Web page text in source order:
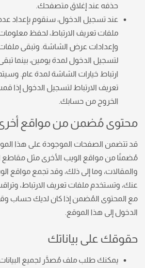
حذفه عند إغلاق متصفحك.
عند تسجيل الدخول، سنقوم بإعداد
ملفات تعريف الارتباط، لحفظ
وإعدادات عرض الشاشة. وتبقى ملفات
لتسجيل الدخول لمدة يومين، بينما
ارتباط خيارات الشاشة لمدة عام.
تعريف الارتباط لتسجيل الدخول إذا
الخروج من حسابك.
محتوى مُضمن من مواقع
قد تتضمن الصفحات الموجودة على هذا
مُضمنًا من مواقع الويب الأخرى مثل مقاطع
والمقالات، وما إلى ذلك، وقد تجمع مواقع
عنك، وتستخدم ملفات تعريف الارتباط،
مع المحتوى المُضمن إذا كان لديك حساب
الدخول إلى هذا الموقع.
حقوقك على بياناتك
يمكنك طلب ملف مُصدَّر لجميع